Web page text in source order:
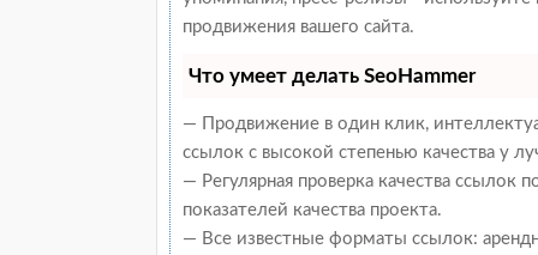
продвижения вашего сайта.
Что умеет делать SeoHammer
— Продвижение в один клик,
ссылок с высокой степенью качества у
— Регулярная проверка качества
показателей качества проекта.
— Все известные форматы ссылок: